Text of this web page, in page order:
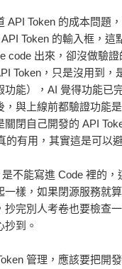
API Token 的成本問題
Token 的輸入框，這
code 出來，卻沒做驗
Token，只是沒用到，
功能），AI 覺得功能已
，與上線前都驗證功能
關閉自己開發的 API
的有用，其實這是可以
不能寫進 Code 裡的，
一樣，如果閉源服務就
抄完別人考卷也要檢查
抄到。
管理，應該要把開